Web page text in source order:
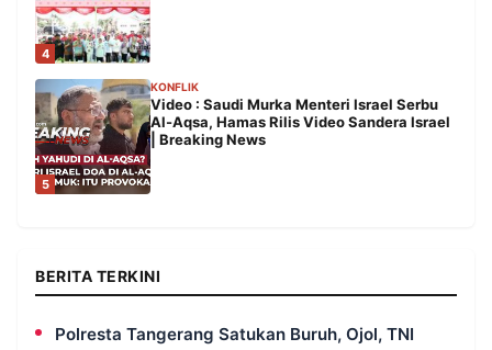
4
5
KONFLIK
Video : Saudi Murka Menteri Israel Serbu
Al-Aqsa, Hamas Rilis Video Sandera Israel
| Breaking News
BERITA TERKINI
Polresta Tangerang Satukan Buruh, Ojol, TNI